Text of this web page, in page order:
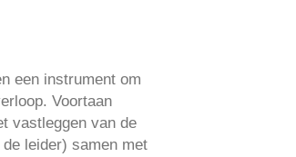
een instrument om
Voortaan
vastleggen van de
leider) samen met